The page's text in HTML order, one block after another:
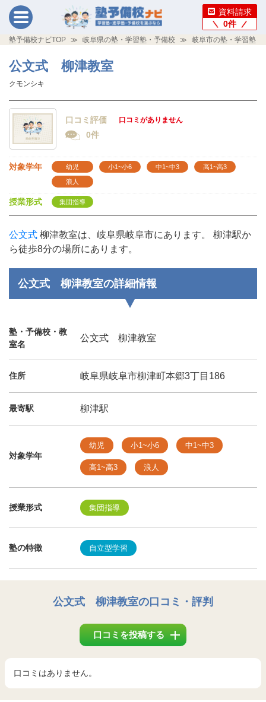
資料請求
0件
塾予備校ナビTOP 岐阜県の塾・学習塾・予備校 岐阜市の塾・学習塾・
公文式 柳津教室
クモンシキ
口コミ評価 口コミがありません
0件
対象学年 幼児 小1~小6 中1~中3 高1~高3
浪人
授業形式 集団指導
公文式 柳津教室は、岐阜県岐阜市にあります。 柳津駅か
ら徒歩8分の場所にあります。
公文式 柳津教室の詳細情報
塾・予備校・教
室名
公文式 柳津教室
住所 岐阜県岐阜市柳津町本郷3丁目186
最寄駅 柳津駅
対象学年
幼児 小1~小6 中1~中3
高1~高3 浪人
授業形式 集団指導
塾の特徴 自立型学習
公文式 柳津教室の口コミ・評判
口コミを投稿する
口コミはありません。